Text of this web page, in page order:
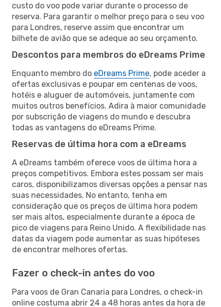
custo do voo pode variar durante o processo de
reserva. Para garantir o melhor preço para o seu voo
para Londres, reserve assim que encontrar um
bilhete de avião que se adeque ao seu orçamento.
Descontos para membros do eDreams Prime
Enquanto membro do eDreams Prime, pode aceder a
ofertas exclusivas e poupar em centenas de voos,
hotéis e aluguer de automóveis, juntamente com
muitos outros benefícios. Adira à maior comunidade
por subscrição de viagens do mundo e descubra
todas as vantagens do eDreams Prime.
Reservas de última hora com a eDreams
A eDreams também oferece voos de última hora a
preços competitivos. Embora estes possam ser mais
caros, disponibilizamos diversas opções a pensar nas
suas necessidades. No entanto, tenha em
consideração que os preços de última hora podem
ser mais altos, especialmente durante a época de
pico de viagens para Reino Unido. A flexibilidade nas
datas da viagem pode aumentar as suas hipóteses
de encontrar melhores ofertas.
Fazer o check-in antes do voo
Para voos de Gran Canaria para Londres, o check-in
online costuma abrir 24 a 48 horas antes da hora de